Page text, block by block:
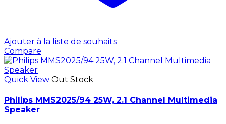
Ajouter à la liste de souhaits
Compare
Quick View Out Stock
Philips MMS2025/94 25W, 2.1 Channel Multimedia
Speaker